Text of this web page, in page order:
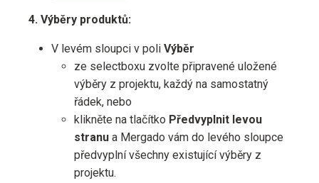
4. Výběry produktů:
V levém sloupci v poli Výběr
ze selectboxu zvolte připravené uložené
výběry z projektu, každý na samostatný
řádek, nebo
klikněte na tlačítko Předvyplnit levou
stranu a Mergado vám do levého sloupce
předvyplní všechny existující výběry z
projektu.